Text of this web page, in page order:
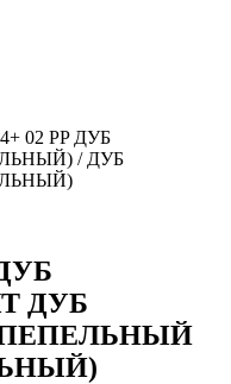
02 PP ДУБ
/ ДУБ
ДУБ